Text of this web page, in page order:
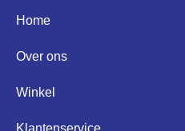
Home
Over ons
Winkel